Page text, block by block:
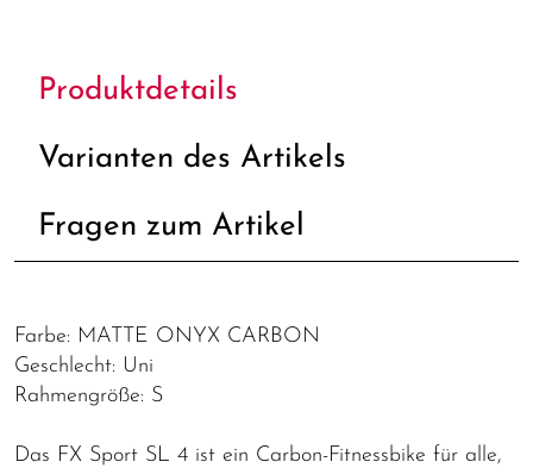
Produktdetails
Varianten des Artikels
Fragen zum Artikel
Farbe: MATTE ONYX CARBON
Geschlecht: Uni
Rahmengröße: S
Das FX Sport SL 4 ist ein Carbon-Fitnessbike für alle,